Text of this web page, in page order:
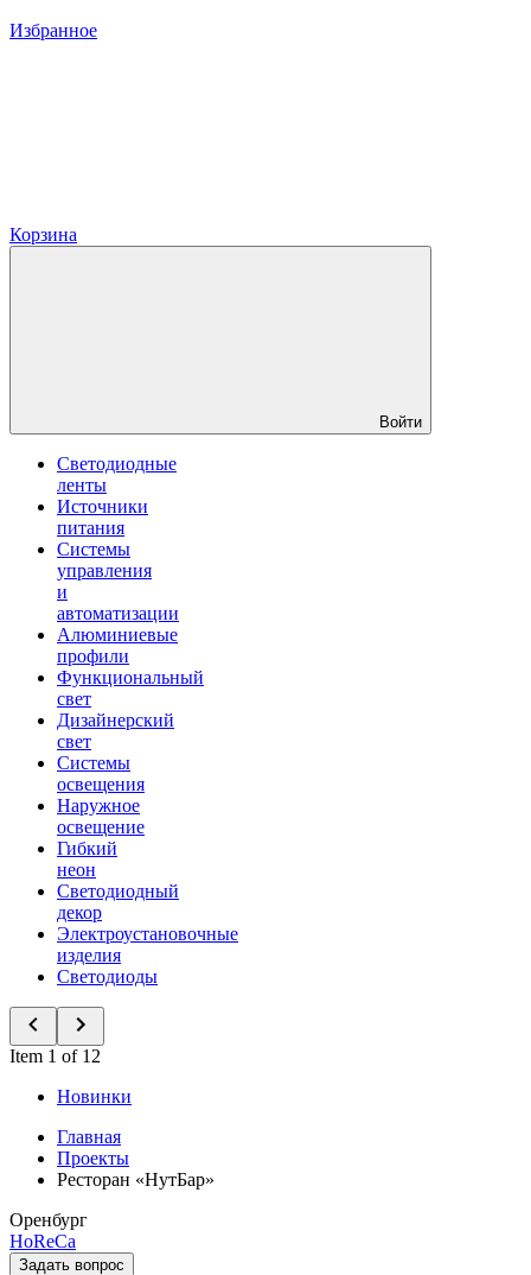
Избранное
Корзина
Войти
Светодиодные
ленты
Источники
питания
Системы
управления
и
автоматизации
Алюминиевые
профили
Функциональный
свет
Дизайнерский
свет
Системы
освещения
Наружное
освещение
Гибкий
неон
Светодиодный
декор
Электроустановочные
изделия
Светодиоды
Item 1 of 12
Новинки
Главная
Проекты
Ресторан «НутБар»
Оренбург
HoReCa
Задать вопрос